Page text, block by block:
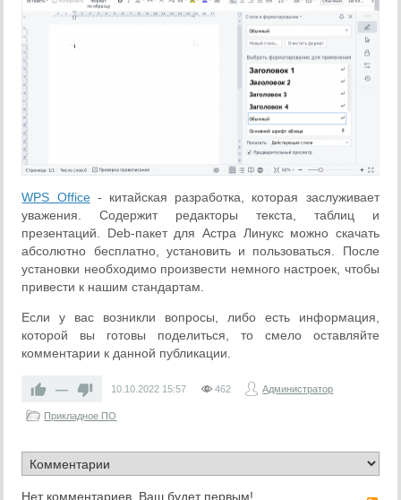
WPS Office- китайская разработка, которая заслуживает
уважения. Содержит редакторы текста, таблиц и
презентаций. Deb-пакет для Астра Линукс можно скачать
абсолютно бесплатно, установить и пользоваться. После
установки необходимо произвести немного настроек, чтобы
привести к нашим стандартам.
Если у вас возникли вопросы, либо есть информация,
которой вы готовы поделиться, то смело оставляйте
комментарии к данной публикации.
— 10.10.2022 15:57 462 Администратор
Прикладное ПО
Нет комментариев. Ваш будет первым!